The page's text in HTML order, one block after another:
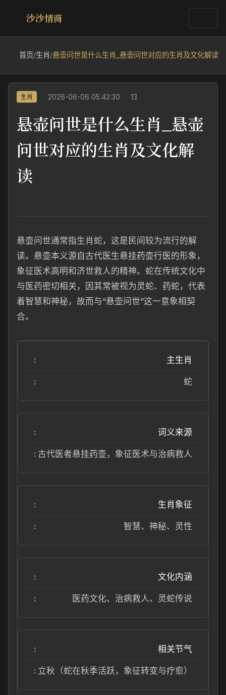
沙沙情商
首页/生肖/悬壶问世是什么生肖_悬壶问世对应的生肖及文化解读
生肖 2026-06-06 05:42:30 13
悬壶问世是什么生肖_悬壶
问世对应的生肖及文化解
读
悬壶问世通常指生肖蛇，这是民间较为流行的解
读。悬壶本义源自古代医生悬挂药壶行医的形象，
象征医术高明和济世救人的精神。蛇在传统文化中
与医药密切相关，因其常被视为灵蛇、药蛇，代表
着智慧和神秘，故而与“悬壶问世”这一意象相契
合。
主生肖
蛇
词义来源
古代医者悬挂药壶，象征医术与治病救人
生肖象征
智慧、神秘、灵性
文化内涵
医药文化、治病救人、灵蛇传说
相关节气
立秋（蛇在秋季活跃，象征转变与疗愈）